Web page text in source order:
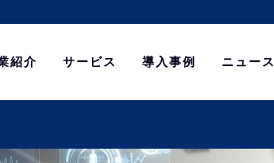
紹介 サービス 導入事例 ニュース